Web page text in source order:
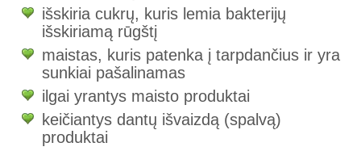
išskiria cukrų, kuris lemia bakterijų
išskiriamą rūgštį
maistas, kuris patenka į tarpdančius ir yra
sunkiai pašalinamas
ilgai yrantys maisto produktai
keičiantys dantų išvaizdą (spalvą)
produktai